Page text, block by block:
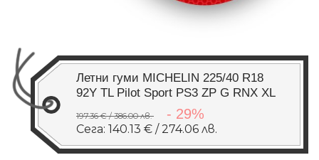
Летни гуми MICHELIN 225/40 R18
92Y TL Pilot Sport PS3 ZP G RNX XL
197.36 € / 386.00 лв. - 29%
Сега: 140.13 € / 274.06 лв.